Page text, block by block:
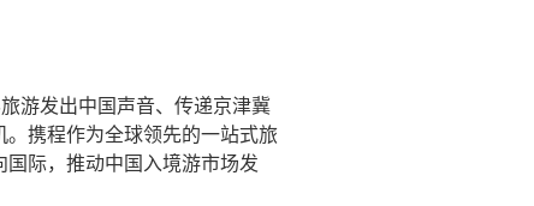
游发出中国声音、传递京津冀
携程作为全球领先的一站式旅
际，推动中国入境游市场发